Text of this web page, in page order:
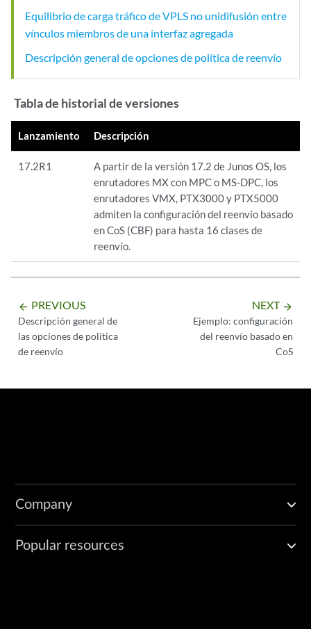
Equilibrio de carga tráfico de VPLS no unidifusión entre
vínculos miembros de una interfaz agregada
Descripción general de opciones de política de reenvío
Tabla de historial de versiones
Lanzamiento Descripción
17.2R1
A partir de la versión 17.2 de Junos OS, los
enrutadores MX con MPC o MS-DPC, los
enrutadores VMX, PTX3000 y PTX5000
admiten la configuración del reenvío basado
en CoS (CBF) para hasta 16 clases de
reenvío.
arrow_backward PREVIOUS
Descripción general de
las opciones de política
de reenvío
NEXT arrow_forward
Ejemplo: configuración
del reenvío basado en
CoS
Company
Popular resources